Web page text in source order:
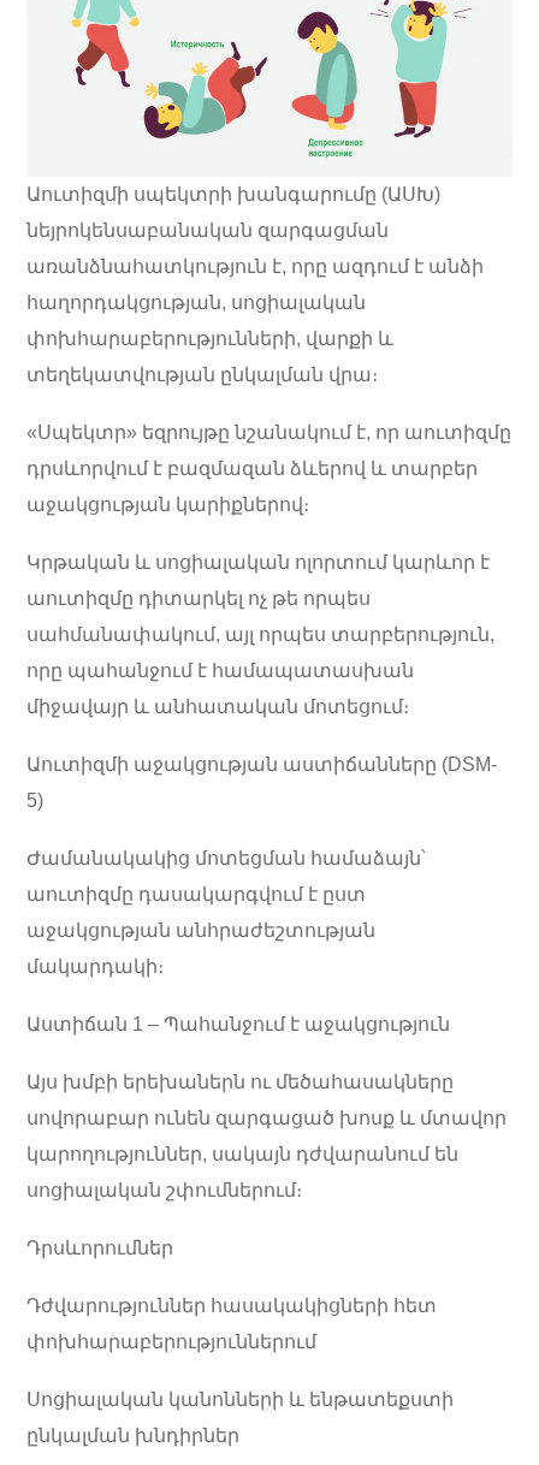
Աուտիզմի սպեկտրի խանգարումը (ԱՍԽ)
նեյրոկենսաբանական զարգացման
առանձնահատկություն է, որը ազդում է անձի
հաղորդակցության, սոցիալական
փոխհարաբերությունների, վարքի և
տեղեկատվության ընկալման վրա։
«Սպեկտր» եզրույթը նշանակում է, որ աուտիզմը
դրսևորվում է բազմազան ձևերով և տարբեր
աջակցության կարիքներով։
Կրթական և սոցիալական ոլորտում կարևոր է
աուտիզմը դիտարկել ոչ թե որպես
սահմանափակում, այլ որպես տարբերություն,
որը պահանջում է համապատասխան
միջավայր և անհատական մոտեցում։
Աուտիզմի աջակցության աստիճանները (DSM-
5)
Ժամանակակից մոտեցման համաձայն՝
աուտիզմը դասակարգվում է ըստ
աջակցության անհրաժեշտության
մակարդակի։
Աստիճան 1 – Պահանջում է աջակցություն
Այս խմբի երեխաներն ու մեծահասակները
սովորաբար ունեն զարգացած խոսք և մտավոր
կարողություններ, սակայն դժվարանում են
սոցիալական շփումներում։
Դրսևորումներ
Դժվարություններ հասակակիցների հետ
փոխհարաբերություններում
Սոցիալական կանոնների և ենթատեքստի
ընկալման խնդիրներ